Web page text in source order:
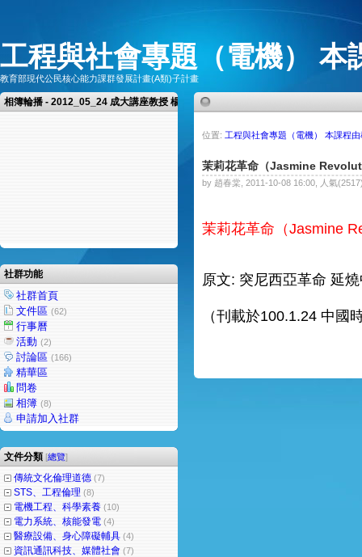
工程與社會專題（電機） 本
教育部現代公民核心能力課群發展計畫(A類)子計畫
相簿輪播 - 2012_05_24 成大講座教授 楊憲東教授 演講
社群功能
社群首頁
文件區 (62)
行事曆
活動 (2)
討論區 (166)
精華區
問卷
相簿 (8)
申請加入社群
文件分類 [總覽]
傳統文化倫理道德 (7)
STS、工程倫理 (8)
電機工程、科學素養 (10)
電力系統、核能發電 (4)
醫療設備、身心障礙輔具 (4)
資訊通訊科技、媒體社會 (7)
位置: 工程與社會專題（電機） 本課程
茉莉花革命（Jasmine
by 趙春棠, 2011-10-08 16:00, 人氣
茉莉花革命（Jasmine
原文: 突尼西亞革命 延
（刊載於100.1.24 中國